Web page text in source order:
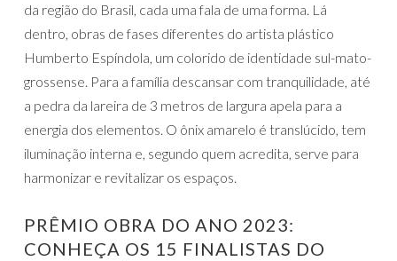
da região do Brasil, cada uma fala de uma forma. Lá
dentro, obras de fases diferentes do artista plástico
Humberto Espíndola, um colorido de identidade sul-mato-
grossense. Para a família descansar com tranquilidade, até
a pedra da lareira de 3 metros de largura apela para a
energia dos elementos. O ônix amarelo é translúcido, tem
iluminação interna e, segundo quem acredita, serve para
harmonizar e revitalizar os espaços.
PRÊMIO OBRA DO ANO 2023:
CONHEÇA OS 15 FINALISTAS DO